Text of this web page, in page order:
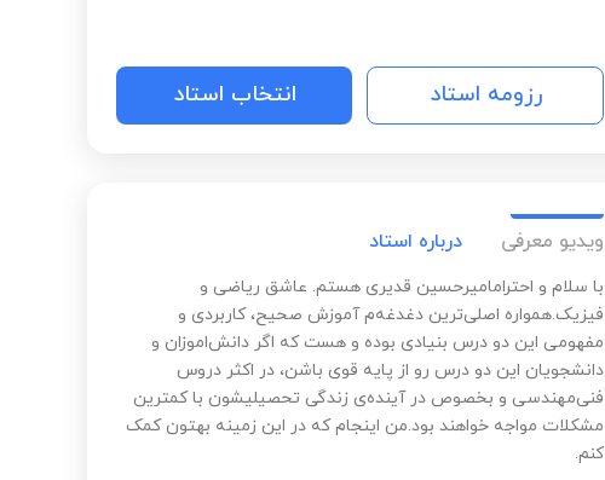
رزومه استاد انتخاب استاد
ویدیو معرفی درباره استاد
با سلام و احترامامیرحسین قدیری هستم. عاشق ریاضی و
فیزیک.همواره اصلی‌ترین دغدغه‌م آموزش صحیح، کاربردی و
مفهومی این دو درس بنیادی بوده و هست که اگر دانش‌اموزان و
دانشجویان این دو درس رو از پایه قوی باشن، در اکثر دروس
فنی‌مهندسی و بخصوص در آینده‌ی زندگی تحصیلیشون با کمترین
مشکلات مواجه خواهند بود.من اینجام که در این زمینه بهتون کمک
کنم.